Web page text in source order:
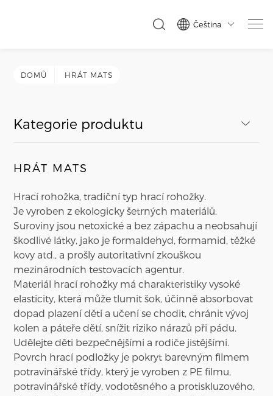
Čeština 
DOMŮ HRÁT MATS
Kategorie produktu
HRÁT MATS
Hrací rohožka, tradiční typ hrací rohožky.
Je vyroben z ekologicky šetrných materiálů.
Suroviny jsou netoxické a bez zápachu a neobsahují
škodlivé látky, jako je formaldehyd, formamid, těžké
kovy atd., a prošly autoritativní zkouškou
mezinárodních testovacích agentur.
Materiál hrací rohožky má charakteristiky vysoké
elasticity, která může tlumit šok, účinně absorbovat
dopad plazení dětí a učení se chodit, chránit vývoj
kolen a páteře dětí, snížit riziko nárazů při pádu.
Udělejte děti bezpečnějšími a rodiče jistějšími.
Povrch hrací podložky je pokryt barevným filmem
potravinářské třídy, který je vyroben z PE filmu,
potravinářské třídy, vodotěsného a protiskluzového,